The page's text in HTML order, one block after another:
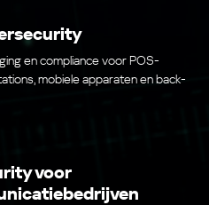
en compliance voor POS-
mobiele apparaten en back-
voor